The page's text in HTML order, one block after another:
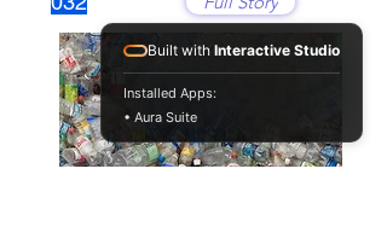
Built with Interactive Studio
Installed Apps:
• Aura Suite